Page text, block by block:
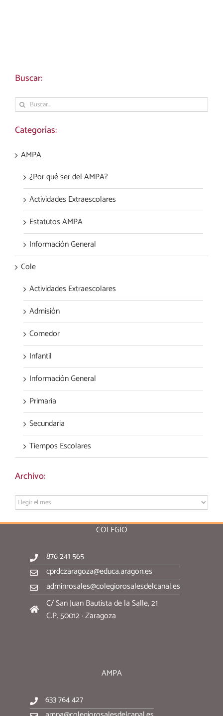
Buscar:
Buscar:
Categorías:
AMPA
¿Por qué ser del AMPA?
Actividades Extraescolares
Estatutos AMPA
Información General
Cole
Actividades Extraescolares
Admisión
Comedor
Infantil
Información General
Primaria
Secundaria
Tiempos Escolares
Archivo:
Archivo:
COLEGIO
876 241 565
cprdczaragoza@educa.aragon.es
adminrosales@colegiorosalesdelcanal.es
C/ San Juan Bautista de la Salle, 21
C.P. 50012 · Zaragoza
AMPA
633 764 427